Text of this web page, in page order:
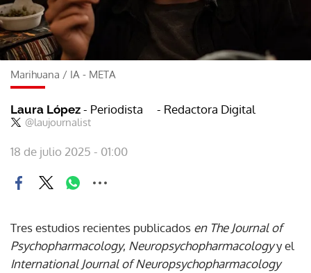
Marihuana / IA - META
Laura López - Periodista
@laujournalist
- Redactora Digital
18 de julio 2025 - 01:00
Tres estudios recientes publicados en The Journal of
Psychopharmacology, Neuropsychopharmacologyy el
International Journal of Neuropsychopharmacology